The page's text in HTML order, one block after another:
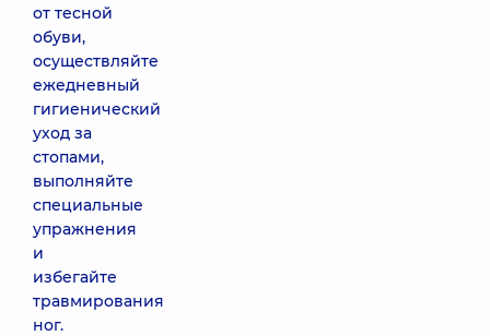
от тесной
обуви,
осуществляйте
ежедневный
гигиенический
уход за
стопами,
выполняйте
специальные
упражнения
и
избегайте
травмирования
ног.